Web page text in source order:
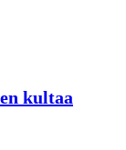
kultaa